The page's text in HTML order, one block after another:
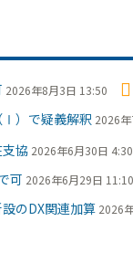
2026年8月3日 13:50
）で疑義解釈 2026
協 2026年6月30日 4:30
可 2026年6月29日 11:10
のDX関連加算 2026